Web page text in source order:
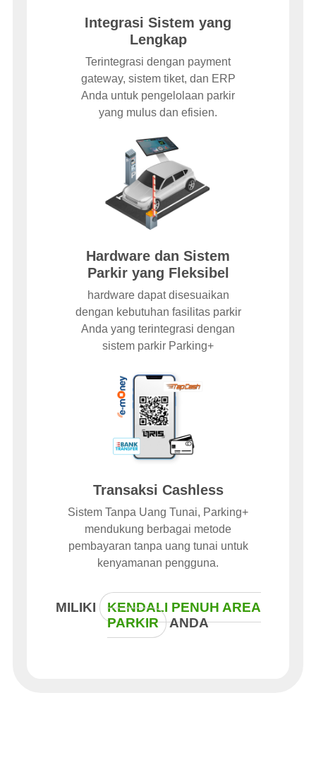
Integrasi Sistem yang
Lengkap
Terintegrasi dengan payment
gateway, sistem tiket, dan ERP
Anda untuk pengelolaan parkir
yang mulus dan efisien.
Hardware dan Sistem
Parkir yang Fleksibel
hardware dapat disesuaikan
dengan kebutuhan fasilitas parkir
Anda yang terintegrasi dengan
sistem parkir Parking+
Transaksi Cashless
Sistem Tanpa Uang Tunai, Parking+
mendukung berbagai metode
pembayaran tanpa uang tunai untuk
kenyamanan pengguna.
MILIKI
KENDALI PENUH AREA
PARKIR ANDA